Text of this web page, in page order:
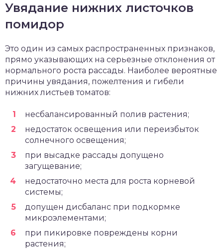
Увядание нижних листочков
помидор
Это один из самых распространенных признаков,
прямо указывающих на серьезные отклонения от
нормального роста рассады. Наиболее вероятные
причины увядания, пожелтения и гибели
нижних листьев томатов:
несбалансированный полив растения;
недостаток освещения или переизбыток
солнечного освещения;
при высадке рассады допущено
загущевание;
недостаточно места для роста корневой
системы;
допущен дисбаланс при подкормке
микроэлементами;
при пикировке повреждены корни
растения;